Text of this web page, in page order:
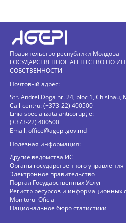
Правительство республики Молдова
ГОСУДАРСТВЕННОЕ АГЕНТСТВО ПО
СОБСТВЕННОСТИ
Почтовый адрес:
Str. Andrei Doga nr. 24, bloc 1, Chisinau,
Call-centru: (+373-22) 400500
Linia specializată anticorupție:
(+373-22) 400500
Email:office@agepi.gov.md
Полезная информация:
Другие ведомства ИС
Органы государственного управления
Электронное правительство
Портал Государственных Услуг
Регистр ресурсов и информационных
Monitorul Oficial
Национальное бюро статистики